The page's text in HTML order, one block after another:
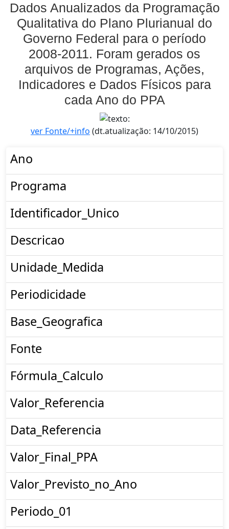
Dados Anualizados da Programação
Qualitativa do Plano Plurianual do
Governo Federal para o período
2008-2011. Foram gerados os
arquivos de Programas, Ações,
Indicadores e Dados Físicos para
cada Ano do PPA
ver Fonte/+info (dt.atualização: 14/10/2015)
Ano
Programa
Identificador_Unico
Descricao
Unidade_Medida
Periodicidade
Base_Geografica
Fonte
Fórmula_Calculo
Valor_Referencia
Data_Referencia
Valor_Final_PPA
Valor_Previsto_no_Ano
Periodo_01